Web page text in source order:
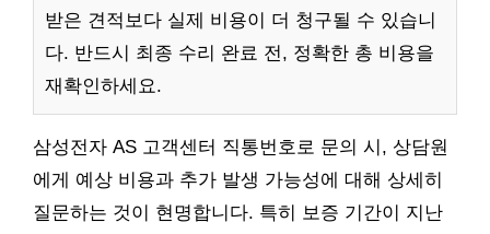
받은 견적보다 실제 비용이 더 청구될 수 있습니
다. 반드시 최종 수리 완료 전, 정확한 총 비용을
재확인하세요.
삼성전자 AS 고객센터 직통번호로 문의 시, 상담원
에게 예상 비용과 추가 발생 가능성에 대해 상세히
질문하는 것이 현명합니다. 특히 보증 기간이 지난